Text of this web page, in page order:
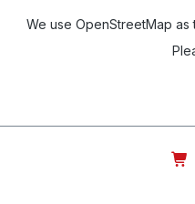
We use OpenStreetMap